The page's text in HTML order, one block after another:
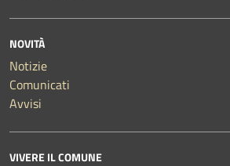
NOVITÀ
Notizie
Comunicati
Avvisi
VIVERE IL COMUNE